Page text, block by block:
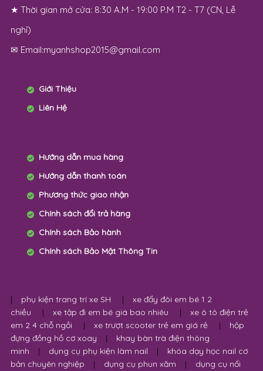
★ Thời gian mở cửa: 8:30 A.M - 19:00 P.M T2 - T7 (CN, Lễ
nghỉ)
✉ Email:myanhshop2015@gmail.com
Giới Thiệu
Liên Hệ
Hướng dẫn mua hàng
Hướng dẫn thanh toán
Phương thức giao nhận
Chính sách đổi trả hàng
Chính sách Bảo hành
Chính sách Bảo Mật Thông Tin
| phụ kiện trang trí xe SH |
xe đẩy đôi em bé 1 2
chiều
| xe tập đi em bé giá bao nhiêu |
xe ô tô điện trẻ
em 2 4 chỗ ngồi
| xe trượt scooter trẻ em giá rẻ |
hộp
đựng đồng hồ cơ xoay
|
khay bàn trà điện thông
minh
| dụng cụ phụ kiện làm nail |
khóa dạy học nail cơ
bản chuyên nghiệp
| dụng cụ phun xăm |
dụng cụ nối